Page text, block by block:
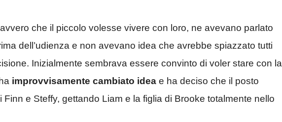
che il piccolo volesse vivere con loro, ne avevano parlato
dell’udienza e non avevano idea che avrebbe spiazzato tutti
Inizialmente sembrava essere convinto di voler stare con la
improvvisamente cambiato idea e ha deciso che il posto
Finn e Steffy, gettando Liam e la figlia di Brooke totalmente nello